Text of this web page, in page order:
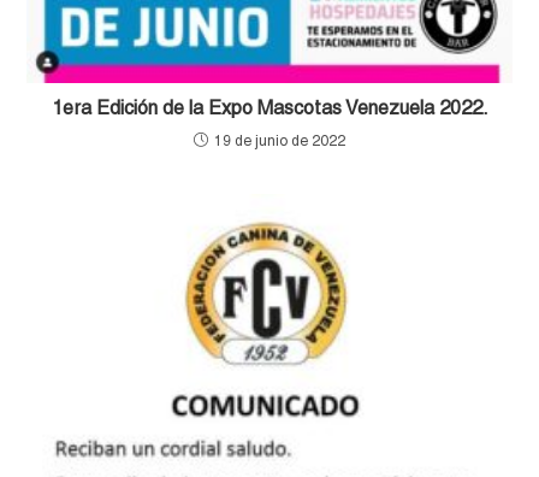
1era Edición de la Expo Mascotas Venezuela 2022.
19 de junio de 2022